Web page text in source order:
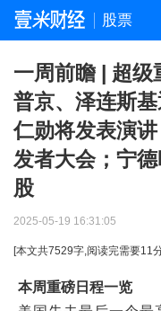
股票
一周前瞻 | 超
普京、泽连斯
仁勋将发表演
发者大会；宁
股
2025-05-19 16:31:05
[本文共7529字,阅读完需要11
本周重磅日程一览